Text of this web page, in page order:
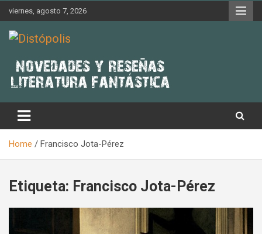
content
viernes, agosto 7, 2026
Distópolis
Home Francisco Jota-Pérez
Etiqueta: Francisco Jota-Pérez